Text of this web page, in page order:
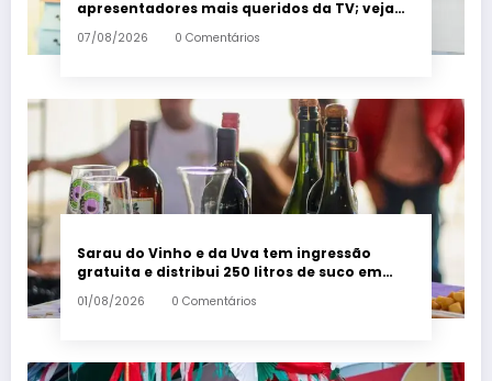
apresentadores mais queridos da TV; veja
ranking – Em Dia ES
07/08/2026 0 Comentários
Sarau do Vinho e da Uva tem ingressão
gratuita e distribui 250 litros de suco em
Santa Teresa – Em Dia ES
01/08/2026 0 Comentários